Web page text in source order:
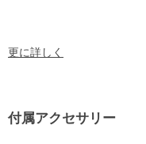
更に詳しく
付属アクセサリー